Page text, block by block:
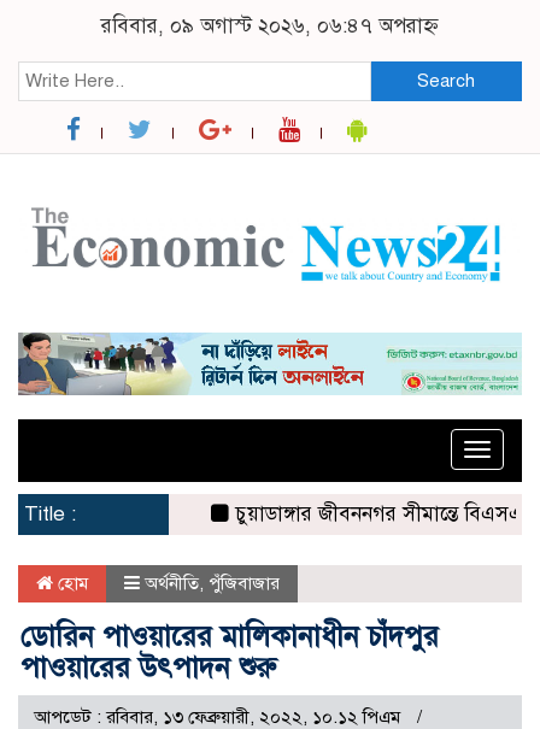
রবিবার, ০৯ অগাস্ট ২০২৬, ০৬:৪৭ অপরাহ্ন
Search
Toggle
Title :
চুয়াডাঙ্গার জীবননগর সীমান্তে বিএসএফের
হোম অর্থনীতি পুঁজিবাজার
ডোরিন পাওয়ারের মালিকানাধীন চাঁদপুর
পাওয়ারের উৎপাদন শুরু
আপডেট : রবিবার, ১৩ ফেব্রুয়ারী, ২০২২, ১০.১২ পিএম